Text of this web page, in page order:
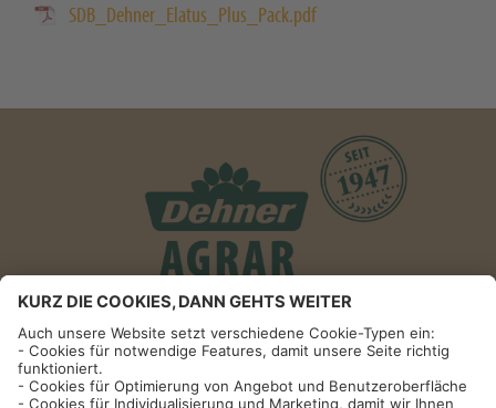
SDB_Dehner_Elatus_Plus_Pack.pdf